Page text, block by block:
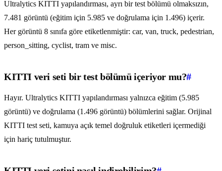
Ultralytics KITTI yapılandırması, ayrı bir test bölümü olmaksızın,
7.481 görüntü (eğitim için 5.985 ve doğrulama için 1.496) içerir.
Her görüntü 8 sınıfa göre etiketlenmiştir: car, van, truck, pedestrian,
person_sitting, cyclist, tram ve misc.
KITTI veri seti bir test bölümü içeriyor mu?#
Hayır. Ultralytics KITTI yapılandırması yalnızca eğitim (5.985
görüntü) ve doğrulama (1.496 görüntü) bölümlerini sağlar. Orijinal
KITTI test seti, kamuya açık temel doğruluk etiketleri içermediği
için hariç tutulmuştur.